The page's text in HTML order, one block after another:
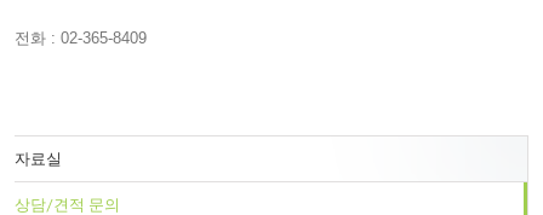
전화 : 02-365-8409
자료실
상담/견적 문의